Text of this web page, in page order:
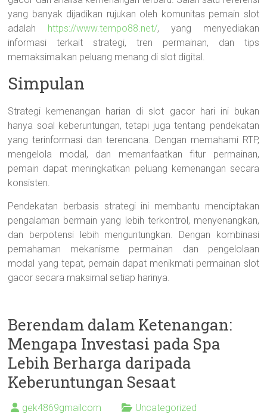
yang banyak dijadikan rujukan oleh komunitas pemain slot
adalah https://www.tempo88.net/, yang menyediakan
informasi terkait strategi, tren permainan, dan tips
memaksimalkan peluang menang di slot digital.
Simpulan
Strategi kemenangan harian di slot gacor hari ini bukan
hanya soal keberuntungan, tetapi juga tentang pendekatan
yang terinformasi dan terencana. Dengan memahami RTP,
mengelola modal, dan memanfaatkan fitur permainan,
pemain dapat meningkatkan peluang kemenangan secara
konsisten.
Pendekatan berbasis strategi ini membantu menciptakan
pengalaman bermain yang lebih terkontrol, menyenangkan,
dan berpotensi lebih menguntungkan. Dengan kombinasi
pemahaman mekanisme permainan dan pengelolaan
modal yang tepat, pemain dapat menikmati permainan slot
gacor secara maksimal setiap harinya.
Berendam dalam Ketenangan:
Mengapa Investasi pada Spa
Lebih Berharga daripada
Keberuntungan Sesaat
gek4869gmailcom Uncategorized